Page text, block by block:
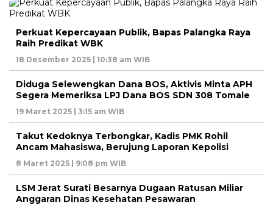
Perkuat Kepercayaan Publik, Bapas Palangka Raya
Raih Predikat WBK
18 Desember 2025 | 10:38 am WIB
Diduga Selewengkan Dana BOS, Aktivis Minta APH
Segera Memeriksa LPJ Dana BOS SDN 308 Tomale
19 Maret 2025 | 3:15 am WIB
Takut Kedoknya Terbongkar, Kadis PMK Rohil
Ancam Mahasiswa, Berujung Laporan Kepolisi
8 Maret 2025 | 9:08 pm WIB
LSM Jerat Surati Besarnya Dugaan Ratusan Miliar
Anggaran Dinas Kesehatan Pesawaran